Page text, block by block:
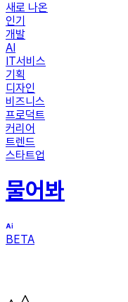
새로 나온
인기
개발
AI
IT서비스
기획
디자인
비즈니스
프로덕트
커리어
트렌드
스타트업
물어봐
BETA